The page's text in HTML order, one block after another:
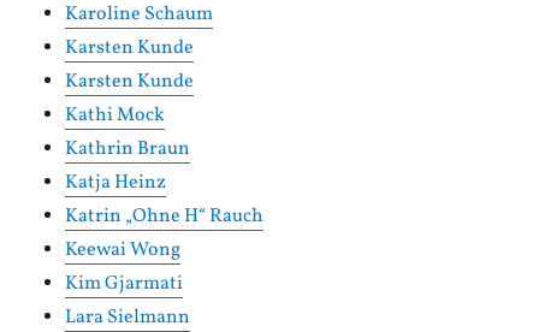
Karoline Schaum
Karsten Kunde
Karsten Kunde
Kathi Mock
Kathrin Braun
Katja Heinz
Katrin „Ohne H“ Rauch
Keewai Wong
Kim Gjarmati
Lara Sielmann